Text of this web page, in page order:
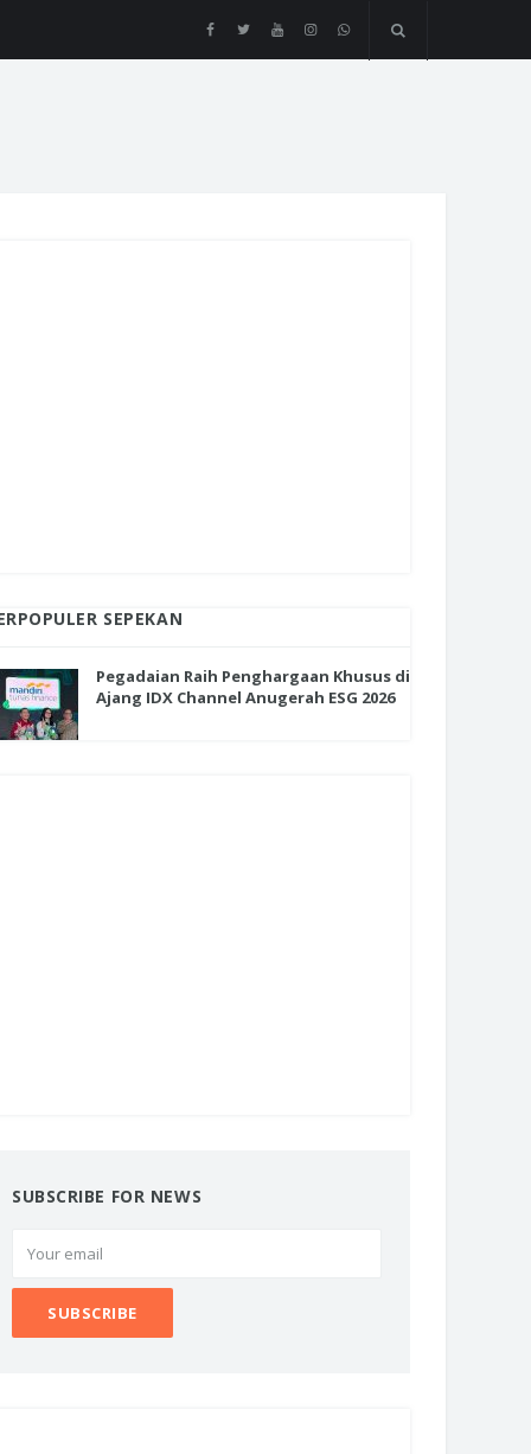
SEPEKAN
Pegadaian Raih Penghargaan Khusus di
Ajang IDX Channel Anugerah ESG 2026
SUBSCRIBE FOR NEWS